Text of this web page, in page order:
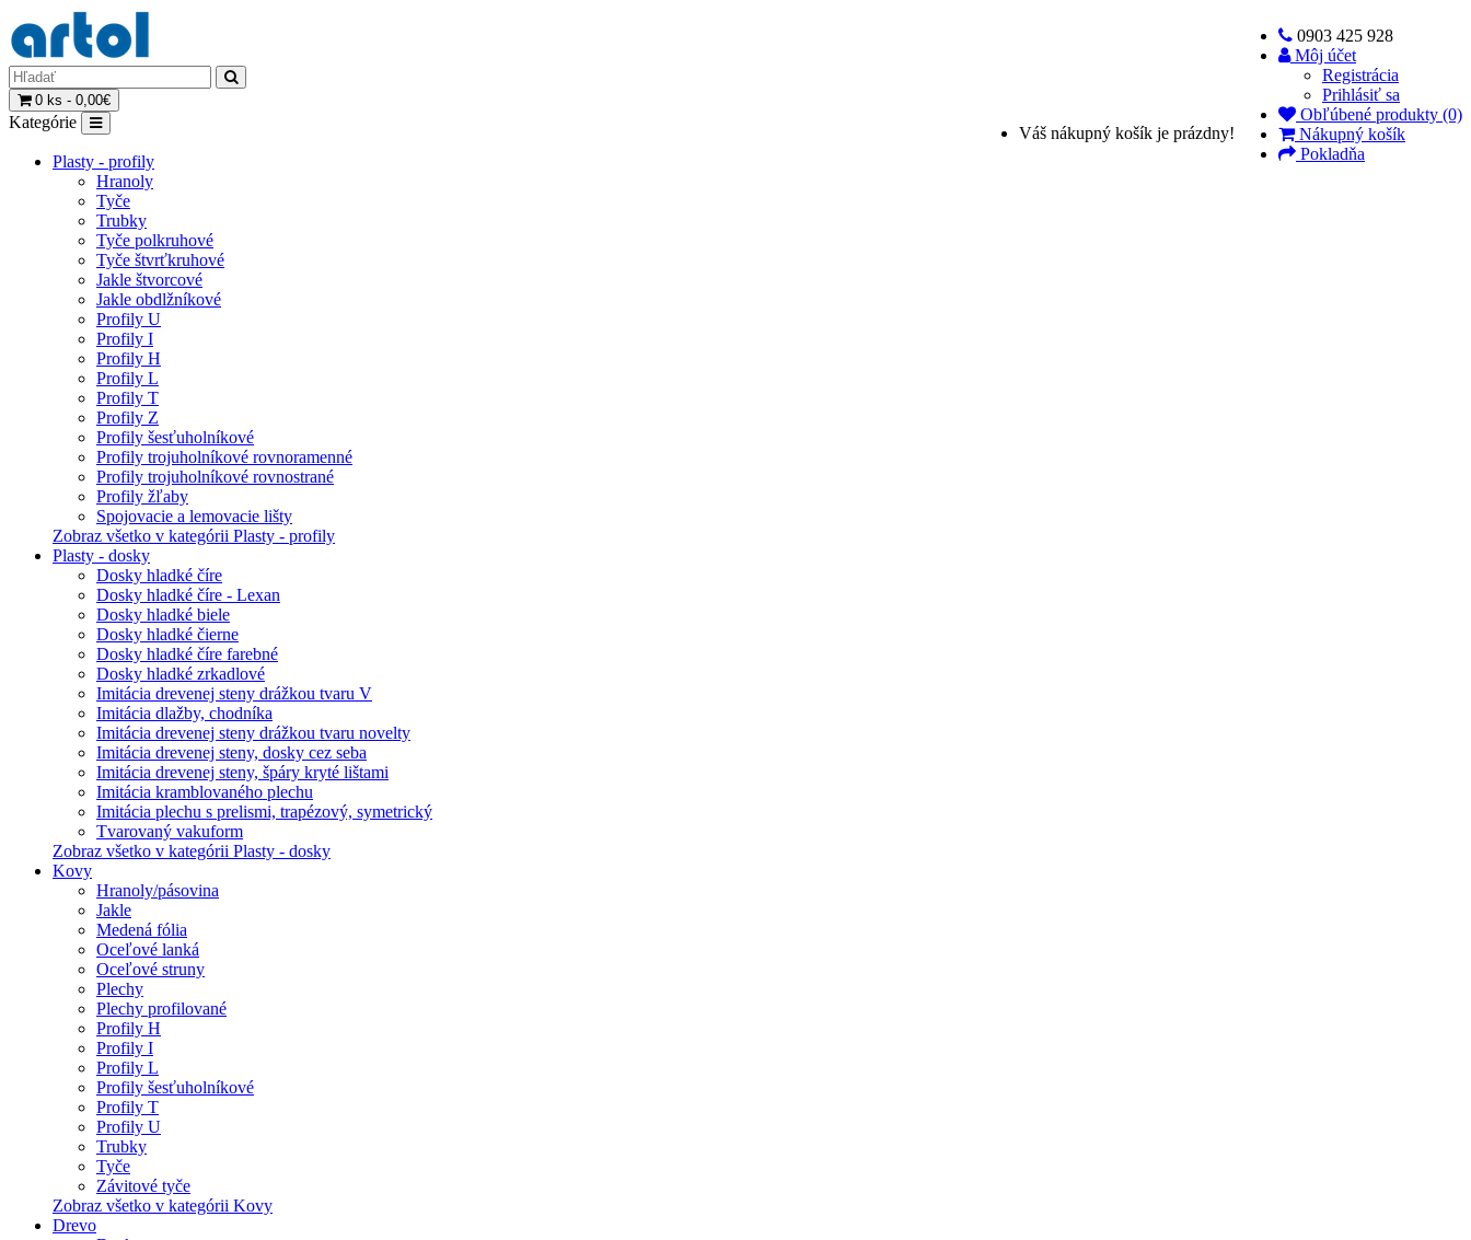
0903 425 928
Môj účet
Registrácia
Prihlásiť sa
Obľúbené produkty (0)
Nákupný košík
Pokladňa
0 ks - 0,00€
Váš nákupný košík je prázdny!
Kategórie
Plasty - profily
Hranoly
Tyče
Trubky
Tyče polkruhové
Tyče štvrťkruhové
Jakle štvorcové
Jakle obdlžníkové
Profily U
Profily I
Profily H
Profily L
Profily T
Profily Z
Profily šesťuholníkové
Profily trojuholníkové rovnoramenné
Profily trojuholníkové rovnostrané
Profily žľaby
Spojovacie a lemovacie lišty
Zobraz všetko v kategórii Plasty - profily
Plasty - dosky
Dosky hladké číre
Dosky hladké číre - Lexan
Dosky hladké biele
Dosky hladké čierne
Dosky hladké číre farebné
Dosky hladké zrkadlové
Imitácia drevenej steny drážkou tvaru V
Imitácia dlažby, chodníka
Imitácia drevenej steny drážkou tvaru novelty
Imitácia drevenej steny, dosky cez seba
Imitácia drevenej steny, špáry kryté lištami
Imitácia kramblovaného plechu
Imitácia plechu s prelismi, trapézový, symetrický
Tvarovaný vakuform
Zobraz všetko v kategórii Plasty - dosky
Kovy
Hranoly/pásovina
Jakle
Medená fólia
Oceľové lanká
Oceľové struny
Plechy
Plechy profilované
Profily H
Profily I
Profily L
Profily šesťuholníkové
Profily T
Profily U
Trubky
Tyče
Závitové tyče
Zobraz všetko v kategórii Kovy
Drevo